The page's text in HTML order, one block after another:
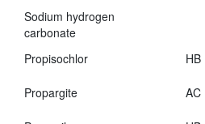
Sodium hydrogen
carbonate
Propisochlor HB
Propargite
AC